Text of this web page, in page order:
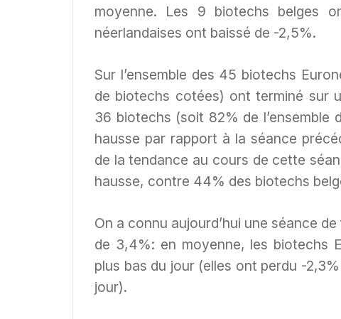
moyenne. Les 9 biotechs belges
néerlandaises ont baissé de -2,5%.
Sur l’ensemble des 45 biotechs
de biotechs cotées) ont terminé sur
36 biotechs (soit 82% de
hausse par rapport à la séance
de la tendance au cours de cette
hausse, contre 44% des biotechs
On a connu aujourd’hui une séance
de 3,4%: en moyenne, les biotechs
plus bas du jour (elles ont perdu -
jour).